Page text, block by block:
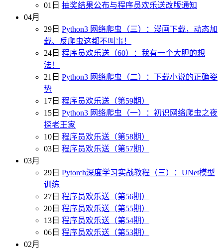
01日 抽奖结果公布与程序员欢乐送改版通知
04月
29日 Python3 网络爬虫（三）：漫画下载，动态加
载、反爬虫这都不叫事！
24日 程序员欢乐送（60）：我有一个大胆的想
法！
21日 Python3 网络爬虫（二）：下载小说的正确姿
势
17日 程序员欢乐送（第59期）
15日 Python3 网络爬虫（一）：初识网络爬虫之夜
探老王家
10日 程序员欢乐送（第58期）
03日 程序员欢乐送（第57期）
03月
29日 Pytorch深度学习实战教程（三）：UNet模型
训练
27日 程序员欢乐送（第56期）
20日 程序员欢乐送（第55期）
13日 程序员欢乐送（第54期）
06日 程序员欢乐送（第53期）
02月